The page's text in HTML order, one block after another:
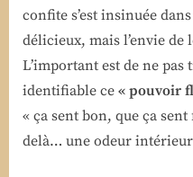
confite s’est insinuée
délicieux, mais l’envie de
L’important est de ne
identifiable ce « pouvoir
« ça sent bon, que ça sent
delà… une odeur